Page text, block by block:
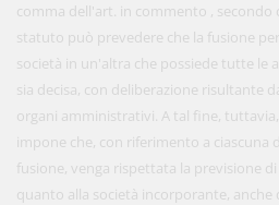
comma dell'art. in commento ,
statuto può prevedere che la fusione
società in un'altra che possiede tutte le
sia decisa, con deliberazione risultante
organi amministrativi. A tal fine,
impone che, con riferimento a ciascuna
fusione, venga rispettata la previsione di
quanto alla società incorporante, anche